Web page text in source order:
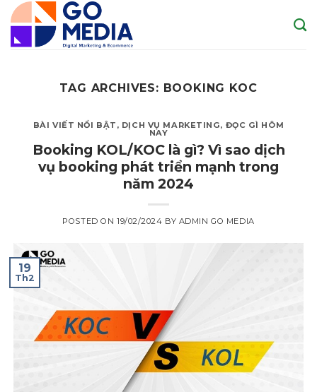
Skip
to
content
TAG ARCHIVES: BOOKING KOC
BÀI VIẾT NỔI BẬT , DỊCH VỤ MARKETING, ĐỌC GÌ HÔM
NAY
Booking KOL/KOC là gì? Vì sao dịch
vụ booking phát triển mạnh trong
năm 2024
POSTED ON 19/02/2024 BY ADMIN GO MEDIA
19
Th2